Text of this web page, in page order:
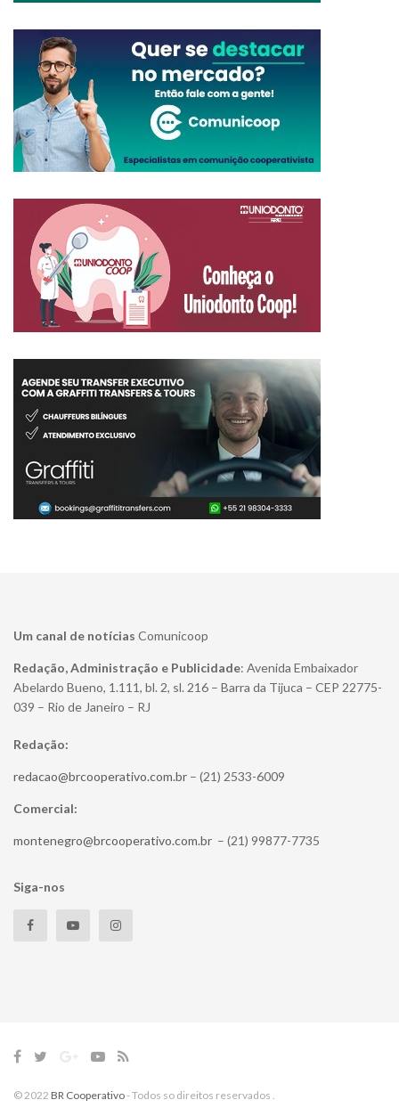
Um canal de notícias Comunicoop
Redação, Administração e Publicidade: Avenida Embaixador
Abelardo Bueno, 1.111, bl. 2, sl. 216 – Barra da Tijuca – CEP 22775-
039 – Rio de Janeiro – RJ
Redação:
redacao@brcooperativo.com.br – (21) 2533-6009
Comercial:
montenegro@brcooperativo.com.br – (21) 99877-7735
Siga-nos
© 2022 BR Cooperativo- Todos so direitos reservados